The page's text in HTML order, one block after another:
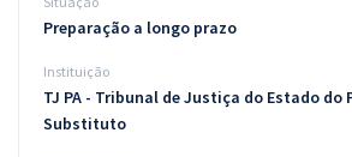
Conteúdo gratuito
Blog
Aprovados
Preparação a longo prazo
Instituição
TJ PA - Tribunal de Justiça do Estado do
Substituto